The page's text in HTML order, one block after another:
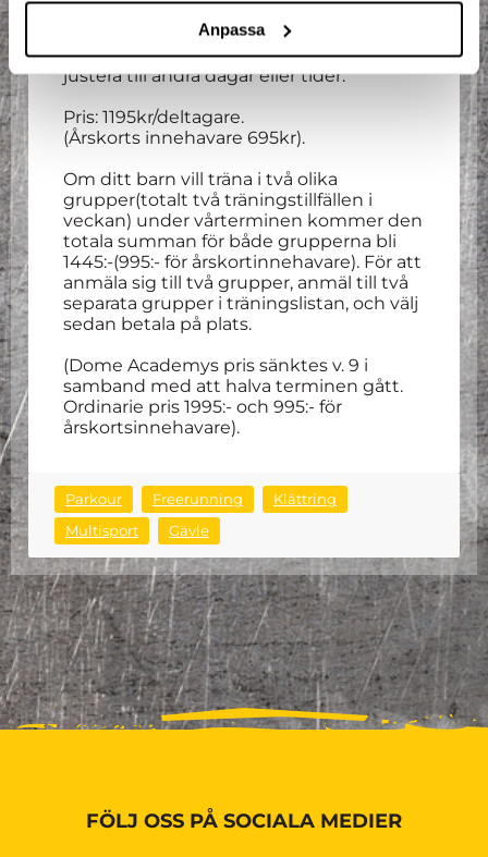
Anpassa
deltagaren ska/kan nyttja direkt efter
träningen. Denna entré går inte att
justera till andra dagar eller tider.
Pris: 1195kr/deltagare.
(Årskorts innehavare 695kr).
Om ditt barn vill träna i två olika
grupper(totalt två träningstillfällen i
veckan) under vårterminen kommer den
totala summan för både grupperna bli
1445:-(995:- för årskortinnehavare). För att
anmäla sig till två grupper, anmäl till två
separata grupper i träningslistan, och välj
sedan betala på plats.
(Dome Academys pris sänktes v. 9 i
samband med att halva terminen gått.
Ordinarie pris 1995:- och 995:- för
årskortsinnehavare).
Parkour Freerunning
Klättring
Multisport
Gävle
FÖLJ OSS PÅ SOCIALA MEDIER